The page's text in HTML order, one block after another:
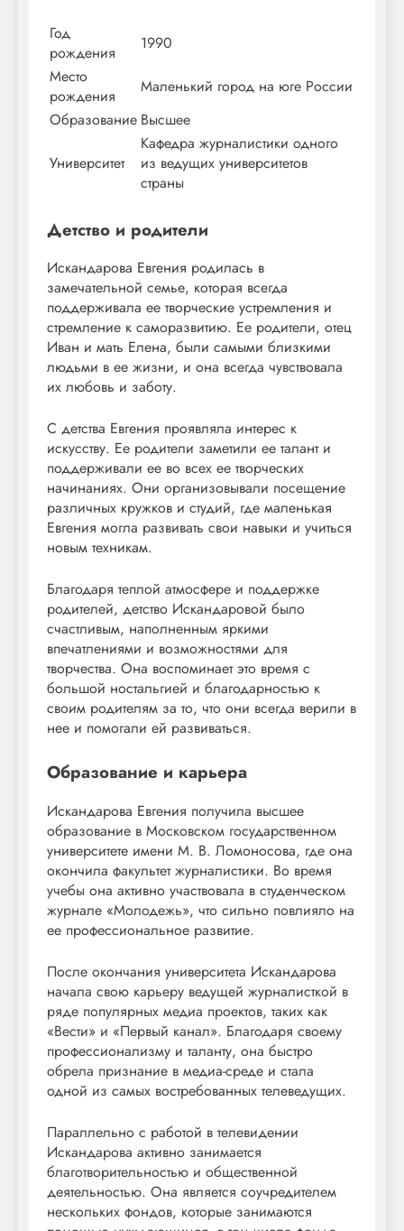
Год
рождения
1990
Место
рождения
Маленький город на юге России
Образование Высшее
Университет
Кафедра журналистики одного
из ведущих университетов
страны
Детство и родители
Искандарова Евгения родилась в
замечательной семье, которая всегда
поддерживала ее творческие устремления и
стремление к саморазвитию. Ее родители, отец
Иван и мать Елена, были самыми близкими
людьми в ее жизни, и она всегда чувствовала
их любовь и заботу.
С детства Евгения проявляла интерес к
искусству. Ее родители заметили ее талант и
поддерживали ее во всех ее творческих
начинаниях. Они организовывали посещение
различных кружков и студий, где маленькая
Евгения могла развивать свои навыки и учиться
новым техникам.
Благодаря теплой атмосфере и поддержке
родителей, детство Искандаровой было
счастливым, наполненным яркими
впечатлениями и возможностями для
творчества. Она воспоминает это время с
большой ностальгией и благодарностью к
своим родителям за то, что они всегда верили в
нее и помогали ей развиваться.
Образование и карьера
Искандарова Евгения получила высшее
образование в Московском государственном
университете имени М. В. Ломоносова, где она
окончила факультет журналистики. Во время
учебы она активно участвовала в студенческом
журнале «Молодежь», что сильно повлияло на
ее профессиональное развитие.
После окончания университета Искандарова
начала свою карьеру ведущей журналисткой в
ряде популярных медиа проектов, таких как
«Вести» и «Первый канал». Благодаря своему
профессионализму и таланту, она быстро
обрела признание в медиа-среде и стала
одной из самых востребованных телеведущих.
Параллельно с работой в телевидении
Искандарова активно занимается
благотворительностью и общественной
деятельностью. Она является соучредителем
нескольких фондов, которые занимаются